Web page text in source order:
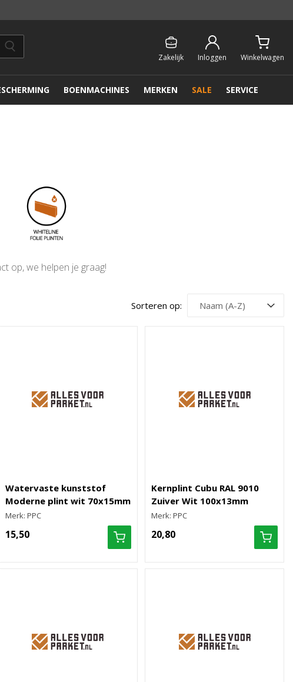
Zakelijk Inloggen Winkelwagen
BOENMACHINES MERKEN SALE SERVICE
op, we helpen je graag!
Sorteren op:
Watervaste kunststof
Moderne plint wit 70x15mm
Merk: PPC
15,50
Kernplint Cubu RAL 9010
Zuiver Wit 100x13mm
Merk: PPC
20,80